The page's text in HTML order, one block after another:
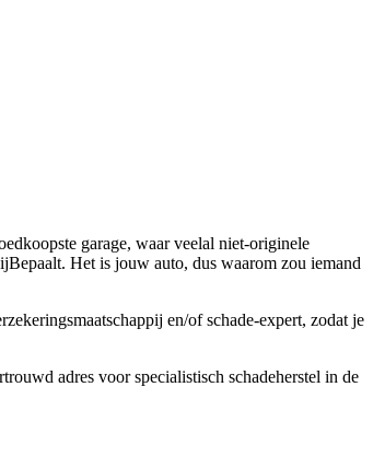
garage, waar veelal niet-originele
Het is jouw auto, dus waarom zou iemand
en/of schade-expert, zodat je
adres voor specialistisch schadeherstel in de